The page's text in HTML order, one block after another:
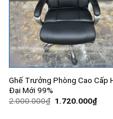
Ghế Trưởng Phòng Cao Cấp
Đại Mới 99%
2.000.000₫ Giá
1.720.000₫Giá
hiện